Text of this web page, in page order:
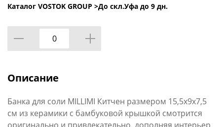
Каталог VOSTOK GROUP >До скл.Уфа до 9 дн.
Описание
Банка для соли MILLIMI Китчен размером 15,5х9х7,5
см из керамики с бамбуковой крышкой смотрится